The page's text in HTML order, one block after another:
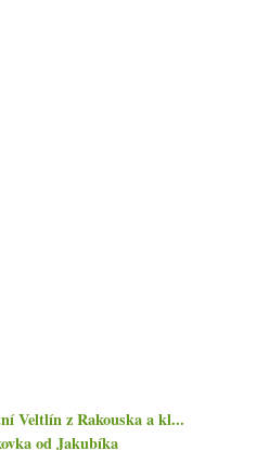
Veltlín z Rakouska a kl...
od Jakubíka